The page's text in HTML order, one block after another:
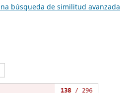
búsqueda de similitud avanzada